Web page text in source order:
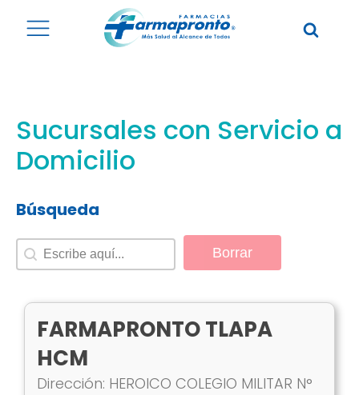
Sucursales con Servicio a
Domicilio
Búsqueda
Búsqueda
Búsqueda Borrar
FARMAPRONTO TLAPA
HCM
Dirección: HEROICO COLEGIO MILITAR N°